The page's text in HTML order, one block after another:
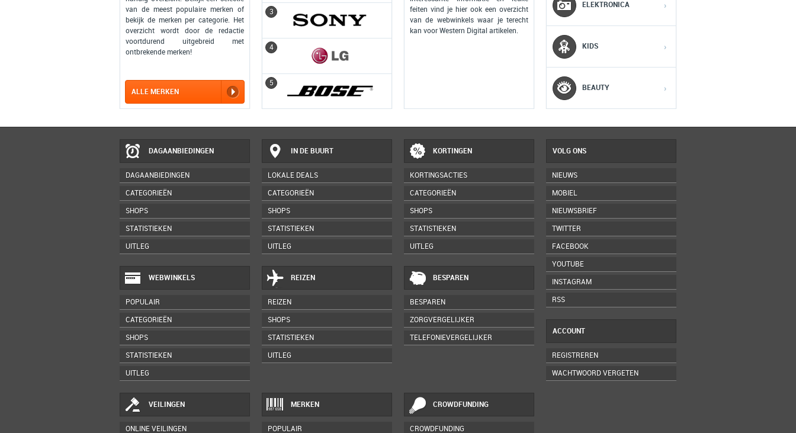
van de meest populaire merken of
bekijk de merken per categorie. Het
overzicht wordt door de redactie
voortdurend uitgebreid met
ontbrekende merken!
ALLE MERKEN
3
4
5
3
feiten vind je hier ook een overzicht
van de webwinkels waar je terecht
kan voor Western Digital artikelen.
ELEKTRONICA ›
KIDS ›
BEAUTY ›
DAGAANBIEDINGEN
DAGAANBIEDINGEN
CATEGORIEËN
SHOPS
STATISTIEKEN
UITLEG
IN DE BUURT
LOKALE DEALS
CATEGORIEËN
SHOPS
STATISTIEKEN
UITLEG
KORTINGEN
KORTINGSACTIES
CATEGORIEËN
SHOPS
STATISTIEKEN
UITLEG
WEBWINKELS
POPULAIR
CATEGORIEËN
SHOPS
STATISTIEKEN
UITLEG
REIZEN
REIZEN
SHOPS
STATISTIEKEN
UITLEG
BESPAREN
BESPAREN
ZORGVERGELIJKER
TELEFONIEVERGELIJKER
VEILINGEN
ONLINE VEILINGEN
MERKEN
POPULAIR
CROWDFUNDING
CROWDFUNDING
VOLG ONS
NIEUWS
MOBIEL
NIEUWSBRIEF
TWITTER
FACEBOOK
YOUTUBE
INSTAGRAM
RSS
ACCOUNT
REGISTREREN
WACHTWOORD VERGETEN